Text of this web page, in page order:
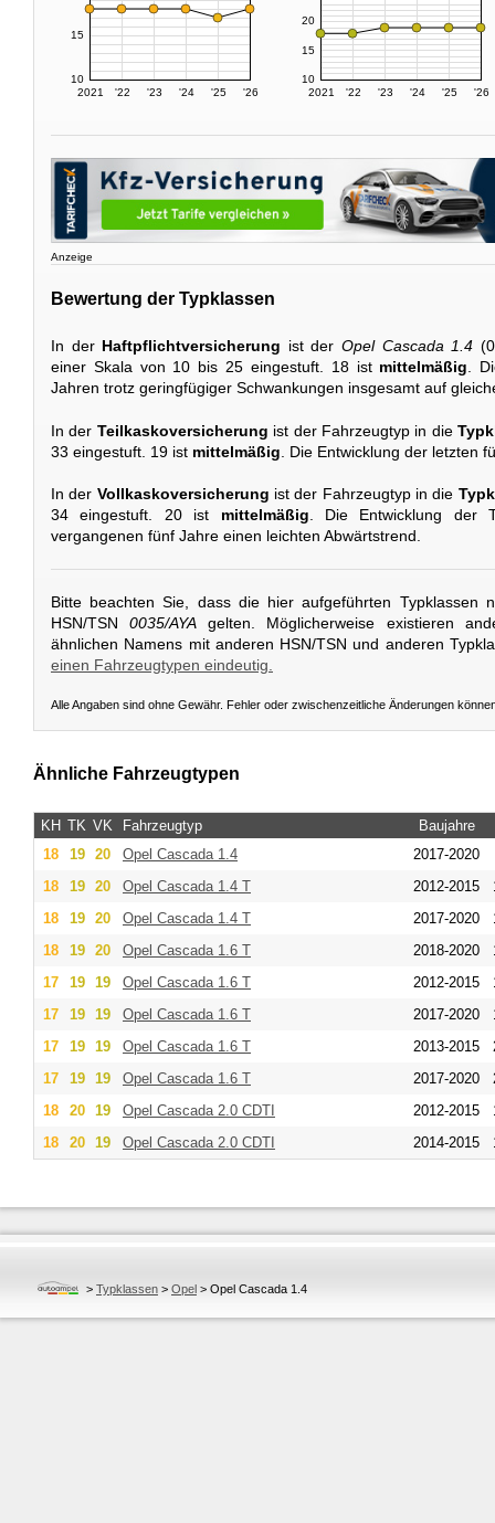
2021 '22 '23 '24 '25 '26
10
15
2021 '22 '23 '24 '25 '26
10
15
20
Anzeige
Bewertung der Typklassen
In der Haftpflichtversicherung ist derOpel Cascada 1.4
einer Skala von 10 bis 25 eingestuft. 18 ist mittelmäßig .
Jahren trotz geringfügiger Schwankungen insgesamt auf
In der Teilkaskoversicherung ist der Fahrzeugtyp in die
33 eingestuft. 19 ist mittelmäßig . Die Entwicklung der letzten
In der Vollkaskoversicherung ist der Fahrzeugtyp in die
34 eingestuft. 20 ist mittelmäßig. Die Entwicklung der
vergangenen fünf Jahre einen leichten Abwärtstrend.
Bitte beachten Sie, dass die hier aufgeführten Typklassen
HSN/TSN0035/AYA gelten. Möglicherweise existieren
ähnlichen Namens mit anderen HSN/TSN und anderen
einen Fahrzeugtypen eindeutig.
Alle Angaben sind ohne Gewähr. Fehler oder zwischenzeitliche Änderungen
Ähnliche Fahrzeugtypen
KH TK VK Fahrzeugtyp
Baujahre
18
19 20 Opel Cascada 1.4
2017-2020
18
19 20 Opel Cascada 1.4 T 2012-2015
18
19 20 Opel Cascada 1.4 T 2017-2020
18
19 20 Opel Cascada 1.6 T 2018-2020
17
19 19 Opel Cascada 1.6 T 2012-2015
17
19 19 Opel Cascada 1.6 T 2017-2020
17
19 19 Opel Cascada 1.6 T 2013-2015
17
19 19 Opel Cascada 1.6 T 2017-2020
18
20 19 Opel Cascada 2.0 CDTI 2012-2015
18
20 19 Opel Cascada 2.0 CDTI 2014-2015
> Typklassen > Opel > Opel Cascada 1.4